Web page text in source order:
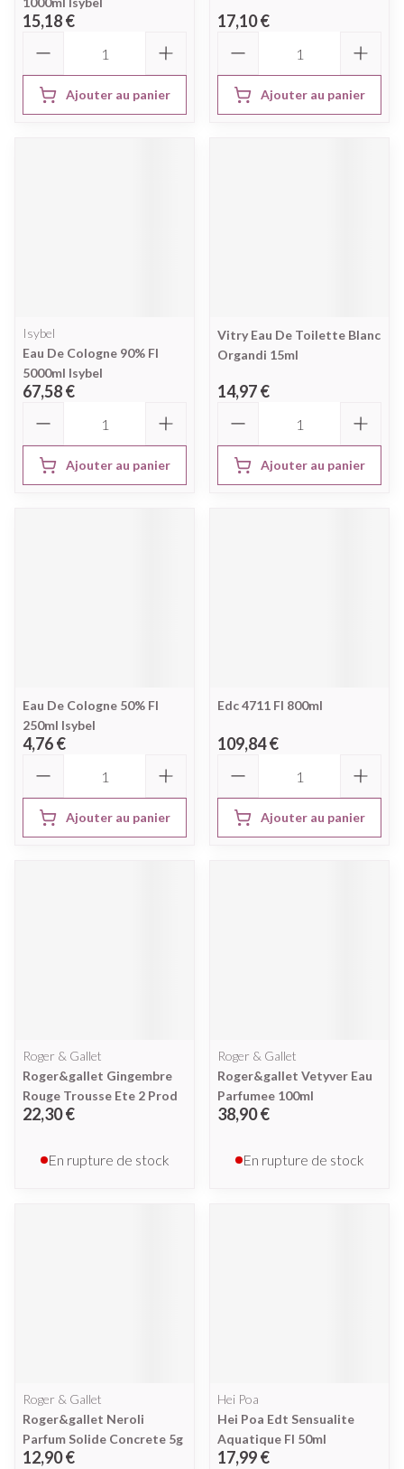
15,18 €
Ajouter au panier
17,10 €
Ajouter au panier
Isybel
Eau De Cologne 90% Fl
5000ml Isybel
67,58 €
Ajouter au panier
Vitry Eau De Toilette Blanc
Organdi 15ml
14,97 €
Ajouter au panier
Eau De Cologne 50% Fl
250ml Isybel
4,76 €
Ajouter au panier
Edc 4711 Fl 800ml
109,84 €
Ajouter au panier
Roger & Gallet
Roger&gallet Gingembre
Rouge Trousse Ete 2 Prod
22,30 €
En rupture de stock
Roger & Gallet
Roger&gallet Vetyver Eau
Parfumee 100ml
38,90 €
En rupture de stock
Roger & Gallet
Roger&gallet Neroli
Parfum Solide Concrete 5g
12,90 €
Hei Poa
Hei Poa Edt Sensualite
Aquatique Fl 50ml
17,99 €